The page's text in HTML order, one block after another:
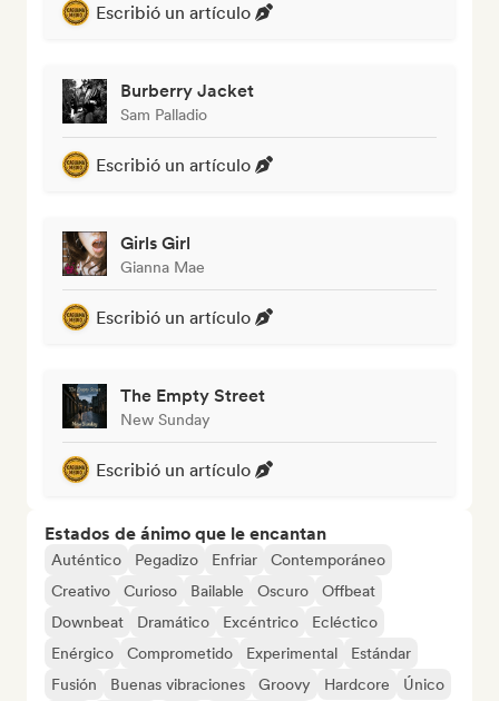
Escribió un artículo
Burberry Jacket
Sam Palladio
Escribió un artículo
Girls Girl
Gianna Mae
Escribió un artículo
The Empty Street
New Sunday
Escribió un artículo
Estados de ánimo que le encantan
Auténtico Pegadizo Enfriar
Contemporáneo
Creativo
Curioso Bailable Oscuro
Offbeat
Downbeat
Dramático Excéntrico
Ecléctico
Enérgico
Comprometido Experimental
Estándar
Fusión
Buenas vibraciones Groovy Hardcore
Único